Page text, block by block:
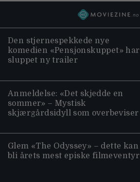
Den stjernespekkede nye
komedien «Pensjonskuppet» har
sluppet ny trailer
Anmeldelse: «Det skjedde en
sommer» – Mystisk
skjærgårdsidyll som overbeviser
Glem «The Odyssey» – dette kan
bli årets mest episke filmeventyr